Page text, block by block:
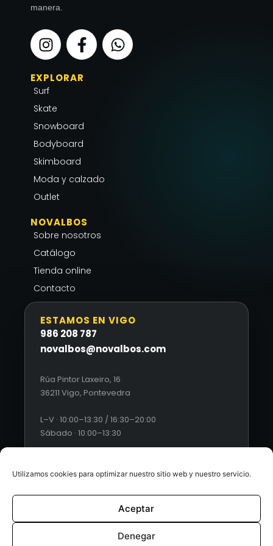
Utilizamos cookies para optimizar nuestro sitio web y nuestro servicio.
Aceptar
Denegar
manera.
I
n
s
t
a
g
r
a
m
F
a
c
e
o
k
f
W
h
a
EXPLORAR
Surf
Skate
Snowboard
Bodyboard
Skimboard
Moda y calzado
Outlet
NOVALBOS
Sobre nosotros
Catálogo
Tienda online
Contacto
ESTAMOS EN VIGO
986 208 787
novalbos@novalbos.com
Rúa Pintor Laxeiro, 16
36211 Vigo, Pontevedra
L–V · 10:00–13:30 / 16:30–20:00
Sábado · 10:00–13:30
© 2026 Novalbos. Todos los derechos reservados. |
web by Esquío